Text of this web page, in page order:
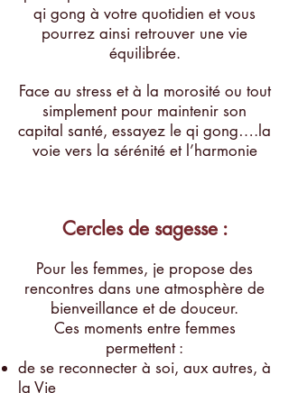
qi gong à votre quotidien et vous
pourrez ainsi retrouver une vie
équilibrée.
Face au stress et à la morosité ou tout
simplement pour maintenir son
capital santé, essayez le qi gong….la
voie vers la sérénité et l’harmonie
Cercles de sagesse :
Pour les femmes, je propose des
rencontres dans une atmosphère de
bienveillance et de douceur.
Ces moments entre femmes
permettent :
de se reconnecter à soi, aux autres, à
la Vie